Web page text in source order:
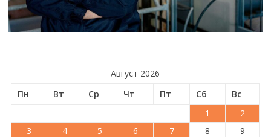
Август 2026
Пн
Вт Ср Чт Пт Сб
Вс
1
2
3
4 5 6 7 8
9